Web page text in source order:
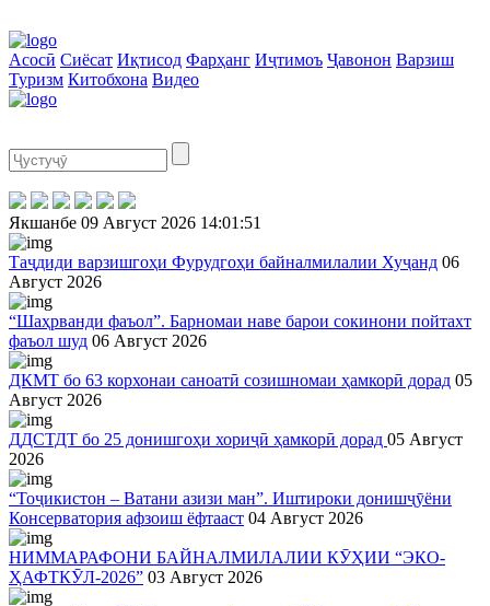
Асосӣ Сиёсат Иқтисод Фарҳанг Иҷтимоъ Ҷавонон Варзиш
Туризм Китобхона Видео
Якшанбе 09 Август 2026 14:01:51
Таҷдиди варзишгоҳи Фурудгоҳи байналмилалии Хуҷанд 06
Август 2026
“Шаҳрванди фаъол”. Барномаи наве барои сокинони пойтахт
фаъол шуд 06 Август 2026
ДКМТ бо 63 корхонаи саноатӣ созишномаи ҳамкорӣ дорад 05
Август 2026
ДДСТДТ бо 25 донишгоҳи хориҷӣ ҳамкорӣ дорад 05 Август
2026
“Тоҷикистон – Ватани азизи ман”. Иштироки донишҷӯёни
Консерватория афзоиш ёфтааст 04 Август 2026
НИММАРАФОНИ БАЙНАЛМИЛАЛИИ КӮҲИИ “ЭКО-
ҲАФТКӮЛ-2026” 03 Август 2026